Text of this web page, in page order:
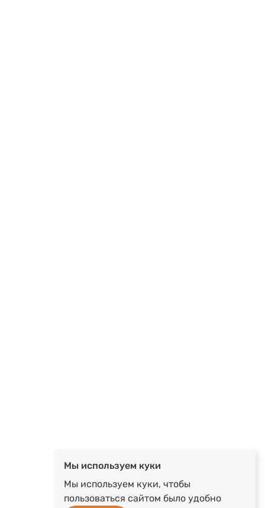
Мы используем куки
Мы используем куки, чтобы
пользоваться сайтом было удобно